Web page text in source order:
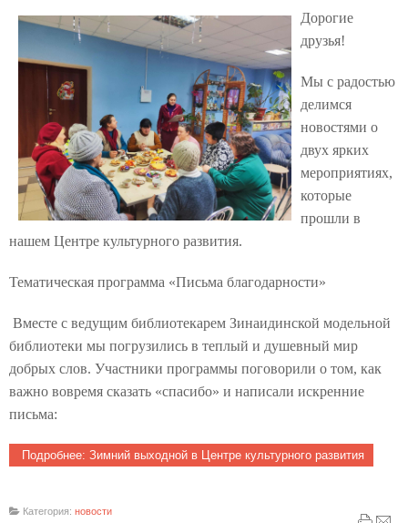
Дорогие
друзья!
Мы с радостью
делимся
новостями о
двух ярких
мероприятиях,
которые
прошли в
нашем Центре культурного развития.
Тематическая программа «Письма благодарности»
Вместе с ведущим библиотекарем Зинаидинской модельной
библиотеки мы погрузились в теплый и душевный мир
добрых слов. Участники программы поговорили о том, как
важно вовремя сказать «спасибо» и написали искренние
письма:
Подробнее: Зимний выходной в Центре культурного развития
Категория: новости